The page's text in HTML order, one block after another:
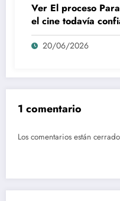
Ver El proceso
el cine todavía
del espectador
20/06/2026
1 comentario
Los comentarios están